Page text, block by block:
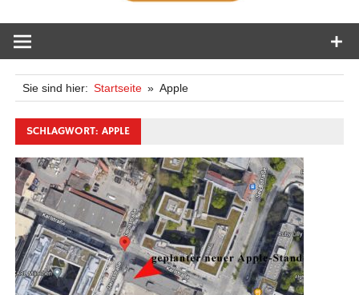
Sie sind hier: Startseite Apple
SCHLAGWORT:APPLE